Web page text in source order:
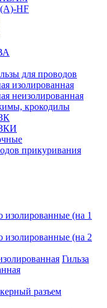
HF
для проводов
изолированная
неизолированная
крокодилы
прикуривания
изолированные (на 1
изолированные (на 2
Гильза
разъем